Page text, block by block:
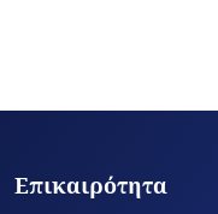
Επικαιρότητα